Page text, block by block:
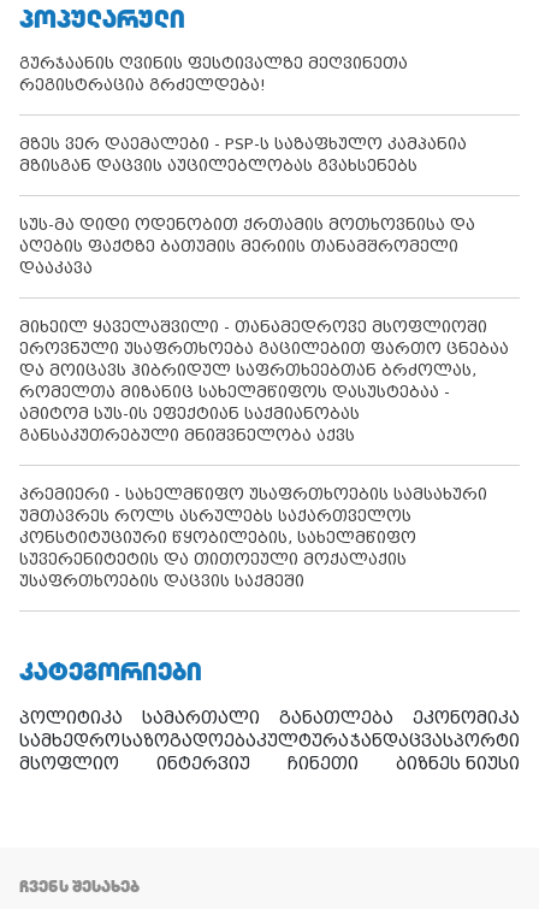
ᲞᲝᲞᲣᲚᲐᲠᲣᲚᲘ
გურჯაანის ღვინის ფესტივალზე მეღვინეთა
რეგისტრაცია გრძელდება!
მზეს ვერ დაემალები - PSP-ს საზაფხულო კამპანია
მზისგან დაცვის აუცილებლობას გვახსენებს
სუს-მა დიდი ოდენობით ქრთამის მოთხოვნისა და
აღების ფაქტზე ბათუმის მერიის თანამშრომელი
დააკავა
მიხეილ ყაველაშვილი - თანამედროვე მსოფლიოში
ეროვნული უსაფრთხოება გაცილებით ფართო ცნებაა
და მოიცავს ჰიბრიდულ საფრთხეებთან ბრძოლას,
რომელთა მიზანიც სახელმწიფოს დასუსტებაა -
ამიტომ სუს-ის ეფექტიან საქმიანობას
განსაკუთრებული მნიშვნელობა აქვს
პრემიერი - სახელმწიფო უსაფრთხოების სამსახური
უმთავრეს როლს ასრულებს საქართველოს
კონსტიტუციური წყობილების, სახელმწიფო
სუვერენიტეტის და თითოეული მოქალაქის
უსაფრთხოების დაცვის საქმეში
ᲙᲐᲢᲔᲒᲝᲠᲘᲔᲑᲘ
პოლიტიკა სამართალი განათლება
ეკონომიკა
სამხედროსაზოგადოებაკულტურაჯანდაცვასპორტი
მსოფლიო
ინტერვიუ ჩინეთი ბიზნეს ნიუსი
ᲩᲕᲔᲜᲡ ᲨᲔᲡᲐᲮᲔᲑ